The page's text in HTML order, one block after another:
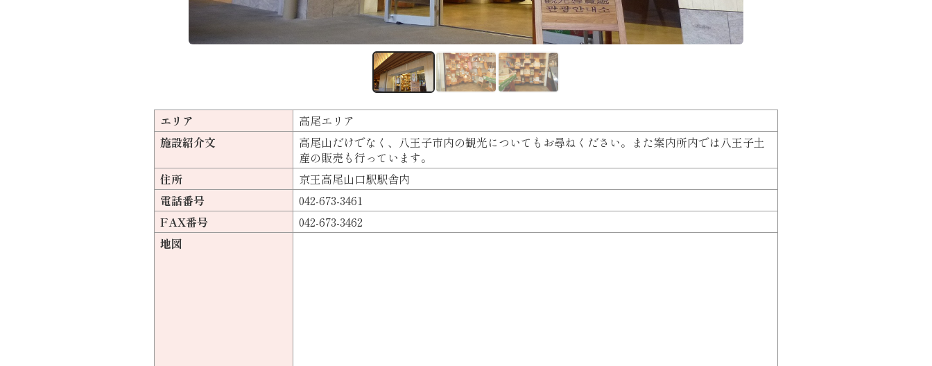
エリア
高尾エリア
施設紹介文
高尾山だけでなく、八王子市内の観光についてもお尋ねください。また案内所内では八王子土
産の販売も行っています。
住所
京王高尾山口駅駅舎内
電話番号
042-673-3461
FAX番号
042-673-3462
地図